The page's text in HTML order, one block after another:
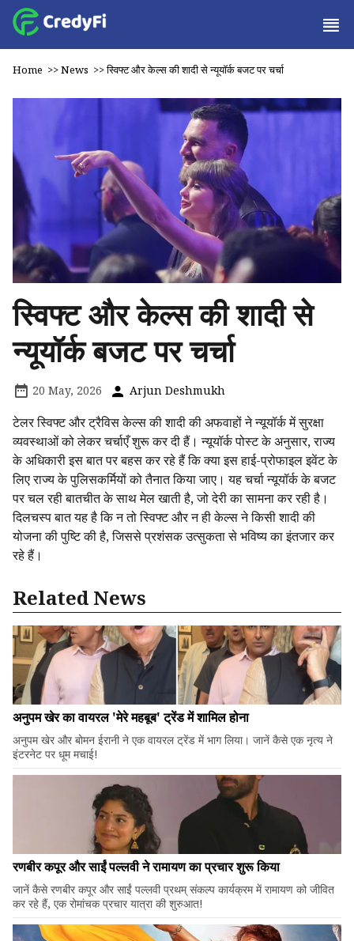
Home >>News >>स्विफ्ट और केल्स की शादी से न्यूयॉर्क बजट पर चर्चा
स्विफ्ट और केल्स की शादी से
न्यूयॉर्क बजट पर चर्चा
20 May, 2026 Arjun Deshmukh
टेलर स्विफ्ट और ट्रैविस केल्स की शादी की अफवाहों ने न्यूयॉर्क में सुरक्षा
व्यवस्थाओं को लेकर चर्चाएँ शुरू कर दी हैं। न्यूयॉर्क पोस्ट के अनुसार, राज्य
के अधिकारी इस बात पर बहस कर रहे हैं कि क्या इस हाई-प्रोफाइल इवेंट के
लिए राज्य के पुलिसकर्मियों को तैनात किया जाए। यह चर्चा न्यूयॉर्क के बजट
पर चल रही बातचीत के साथ मेल खाती है, जो देरी का सामना कर रही है।
दिलचस्प बात यह है कि न तो स्विफ्ट और न ही केल्स ने किसी शादी की
योजना की पुष्टि की है, जिससे प्रशंसक उत्सुकता से भविष्य का इंतजार कर
रहे हैं।
Related News
अनुपम खेर का वायरल 'मेरे महबूब' ट्रेंड में शामिल होना
अनुपम खेर और बोमन ईरानी ने एक वायरल ट्रेंड में भाग लिया। जानें कैसे एक नृत्य ने
इंटरनेट पर धूम मचाई!
रणबीर कपूर और साईं पल्लवी ने रामायण का प्रचार शुरू किया
जानें कैसे रणबीर कपूर और साईं पल्लवी प्रथम् संकल्प कार्यक्रम में रामायण को जीवित
कर रहे हैं, एक रोमांचक प्रचार यात्रा की शुरुआत!